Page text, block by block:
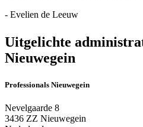
- Evelien de Leeuw
Uitgelichte
Nieuwegein
Professionals Nieuwegein
Nevelgaarde 8
3436 ZZ Nieuwegein